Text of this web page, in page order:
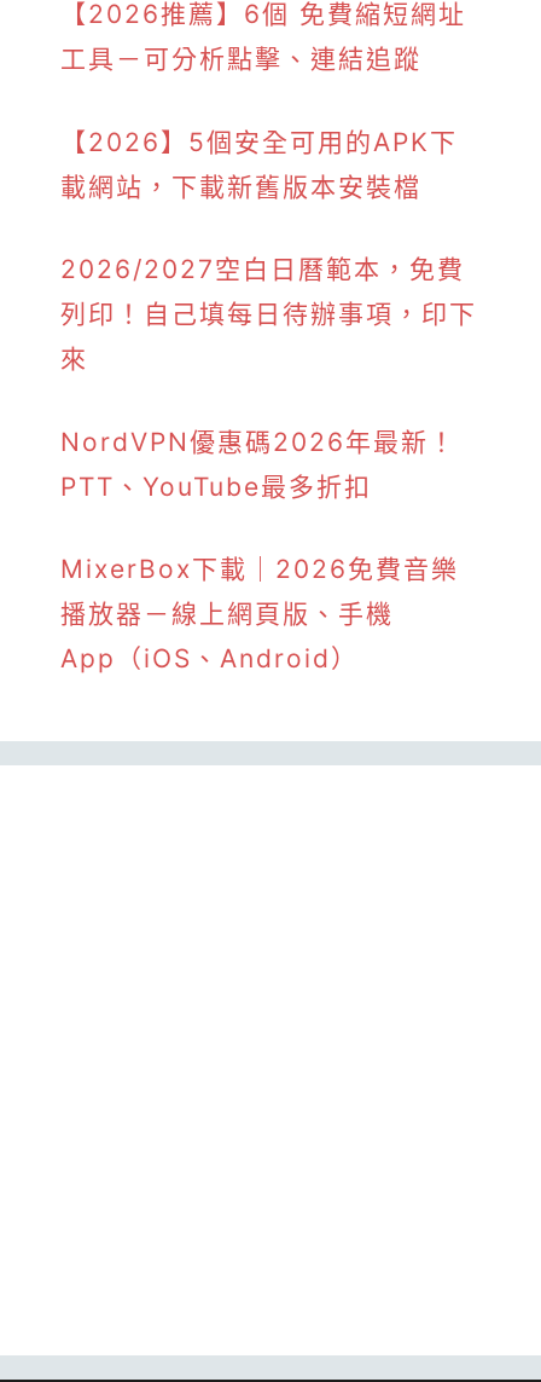
【2026推薦】6個 免費縮短網址
工具－可分析點擊、連結追蹤
【2026】5個安全可用的APK下
載網站，下載新舊版本安裝檔
2026/2027空白日曆範本，免費
列印！自己填每日待辦事項，印下
來
NordVPN優惠碼2026年最新！
PTT、YouTube最多折扣
MixerBox下載｜2026免費音樂
播放器－線上網頁版、手機
App（iOS、Android）